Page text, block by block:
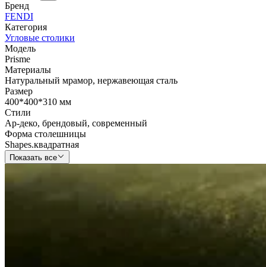
Бренд
FENDI
Категория
Угловые столики
Модель
Prisme
Материалы
Натуральный мрамор, нержавеющая сталь
Размер
400*400*310 мм
Стили
Ар-деко, брендовый, современный
Форма столешницы
Shapes.квадратная
Показать все